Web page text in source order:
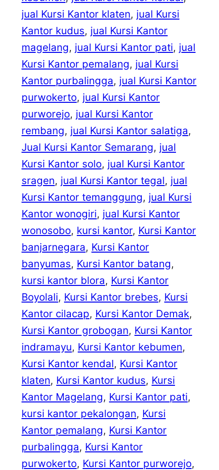
jual Kursi Kantor klaten, jual Kursi
Kantor kudus, jual Kursi Kantor
magelang, jual Kursi Kantor pati, jual
Kursi Kantor pemalang, jual Kursi
Kantor purbalingga, jual Kursi Kantor
purwokerto, jual Kursi Kantor
purworejo, jual Kursi Kantor
rembang, jual Kursi Kantor salatiga
Jual Kursi Kantor Semarang, jual
Kursi Kantor solo, jual Kursi Kantor
sragen, jual Kursi Kantor tegal, jual
Kursi Kantor temanggung, jual Kursi
Kantor wonogiri, jual Kursi Kantor
wonosobo, kursi kantor, Kursi Kantor
banjarnegara, Kursi Kantor
banyumas, Kursi Kantor batang
kursi kantor blora, Kursi Kantor
Boyolali, Kursi Kantor brebes, Kursi
Kantor cilacap, Kursi Kantor Demak
Kursi Kantor grobogan, Kursi Kantor
indramayu, Kursi Kantor kebumen
Kursi Kantor kendal, Kursi Kantor
klaten, Kursi Kantor kudus, Kursi
Kantor Magelang, Kursi Kantor pati
kursi kantor pekalongan, Kursi
Kantor pemalang, Kursi Kantor
purbalingga, Kursi Kantor
purwokerto, Kursi Kantor purworejo